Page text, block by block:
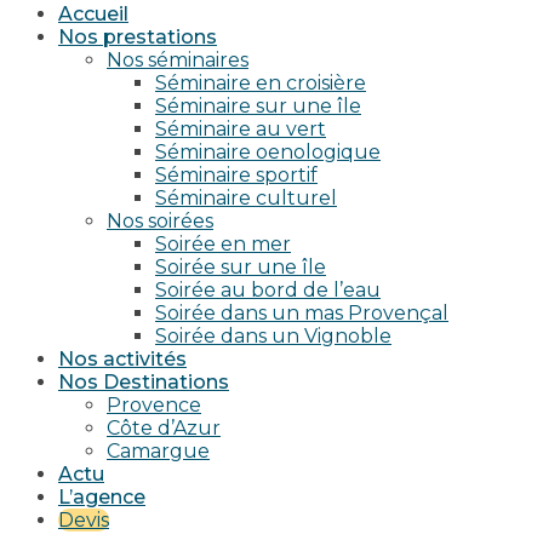
Accueil
Nos prestations
Nos séminaires
Séminaire en croisière
Séminaire sur une île
Séminaire au vert
Séminaire oenologique
Séminaire sportif
Séminaire culturel
Nos soirées
Soirée en mer
Soirée sur une île
Soirée au bord de l’eau
Soirée dans un mas Provençal
Soirée dans un Vignoble
Nos activités
Nos Destinations
Provence
Côte d’Azur
Camargue
Actu
L’agence
Devis